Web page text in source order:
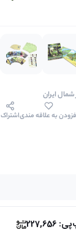
ایران
به علاقه مندیاشتراک
227,656